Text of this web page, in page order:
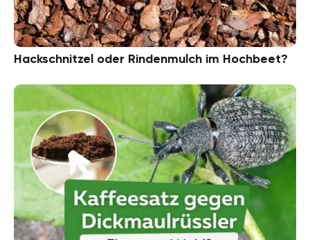
Hackschnitzel oder Rindenmulch im Hochbeet?